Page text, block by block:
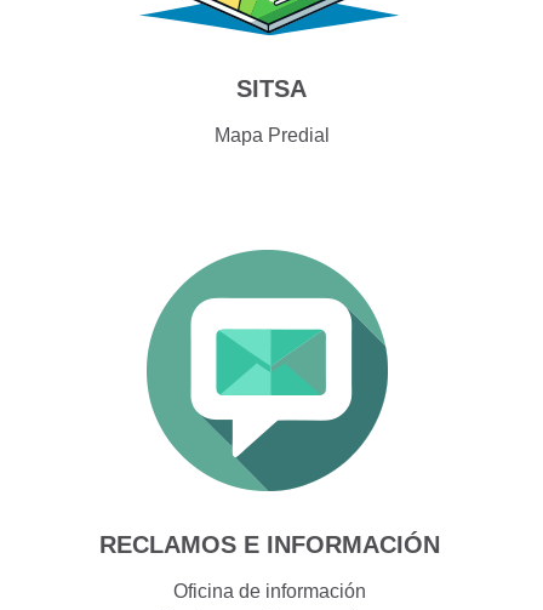
SITSA
Mapa Predial
RECLAMOS E INFORMACIÓN
Oficina de información